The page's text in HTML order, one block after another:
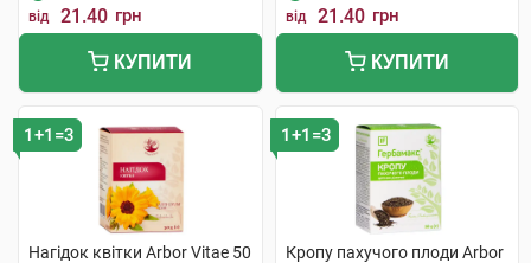
від 21.40 грн
КУПИТИ
від 21.40 грн
КУПИТИ
1+1=3
Нагідок квітки Arbor Vitae 50
1+1=3
Кропу пахучого плоди Arbor